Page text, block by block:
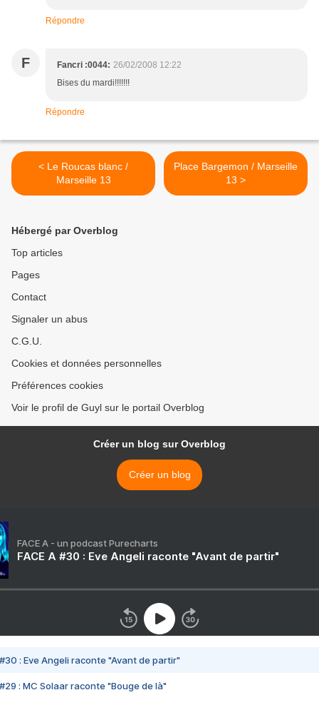
Répondre
F Fancri :0044: 26/02/2008 12:22
Bises du mardi!!!!!!!
Répondre
< Le Roucas blanc /
Marseille 13
Place Bargemon / Marseille
13 >
Hébergé par Overblog
Top articles
Pages
Contact
Signaler un abus
C.G.U.
Cookies et données personnelles
Préférences cookies
Voir le profil de Guyl sur le portail Overblog
Créer un blog sur Overblog
Créer un blog
FACE A - un podcast Purecharts
FACE A #30 : Eve Angeli raconte "Avant de partir"
#30 : Eve Angeli raconte "Avant de partir"
#29 : MC Solaar raconte "Bouge de là"